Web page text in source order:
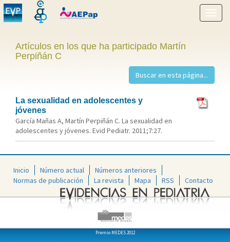
menú
Artículos en los que ha participado Martín
Perpiñán C
La sexualidad en adolescentes y
jóvenes
García Mañas A, Martín Perpiñán C. La sexualidad en
adolescentes y jóvenes. Evid Pediatr. 2011;7:27.
Inicio Número actual
Números anteriores
Normas de publicación
La revista Mapa RSS Contacto
Premio MEDES 2012